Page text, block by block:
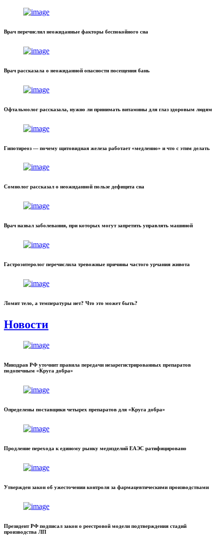
Врач перечислил неожиданные факторы беспокойного сна
Врач рассказала о неожиданной опасности посещения бань
Офтальмолог рассказала, нужно ли принимать витамины для глаз здоровым людям
Гипотиреоз — почему щитовидная железа работает «медленно» и что с этим делать
Сомнолог рассказал о неожиданной пользе дефицита сна
Врач назвал заболевания, при которых могут запретить управлять машиной
Гастроэнтеролог перечислила тревожные причины частого урчания живота
Ломит тело, а температуры нет? Что это может быть?
Новости
Минздрав РФ уточнит правила передачи незарегистрированных препаратов
подопечным «Круга добра»
Определены поставщики четырех препаратов для «Круга добра»
Продление перехода к единому рынку медизделий ЕАЭС ратифицировано
Утвержден закон об ужесточении контроля за фармацевтическими производствами
Президент РФ подписал закон о реестровой модели подтверждения стадий
производства ЛП